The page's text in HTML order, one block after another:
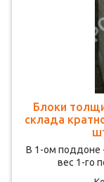
Блоки
склада
В 1-ом поддоне -
вес 1-го